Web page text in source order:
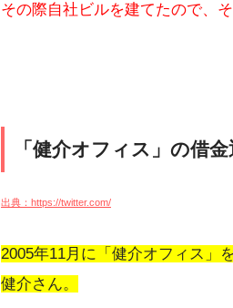
その際自社ビルを建てたので、
「健介オフィス」の借
出典：https://twitter.com/
2005年11月に「健介オフィス」
健介さん。